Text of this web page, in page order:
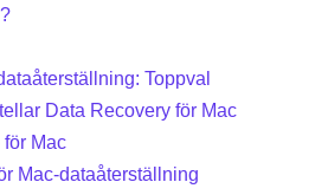
Toppval
Data Recovery för Mac
för Mac
Mac-dataåterställning